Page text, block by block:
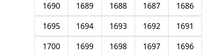
1686
1687
1688
1689
1690
1691
1692
1693
1694
1695
1696
1697
1698
1699
1700